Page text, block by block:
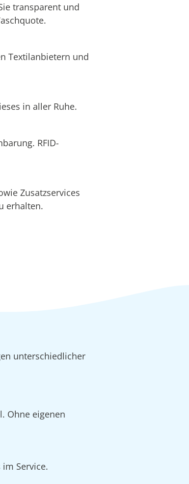
transparent und
Textilanbietern und
in aller Ruhe.
RFID-
Zusatzservices
erhalten.
unterschiedlicher
Ohne eigenen
Service.